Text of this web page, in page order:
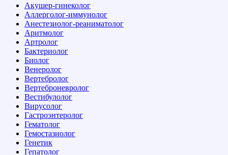
Акушер-гинеколог
Аллерголог-иммунолог
Анестезиолог-реаниматолог
Аритмолог
Артролог
Бактериолог
Биолог
Венеролог
Вертебролог
Вертеброневролог
Вестибулолог
Вирусолог
Гастроэнтеролог
Гематолог
Гемостазиолог
Генетик
Гепатолог